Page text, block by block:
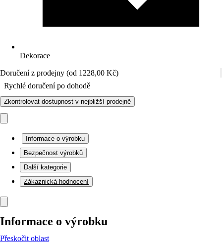
Dekorace
Doručení z prodejny (od 1228,00 Kč)
Rychlé doručení po dohodě
Zkontrolovat dostupnost v nejbližší prodejně
Informace o výrobku
Bezpečnost výrobků
Další kategorie
Zákaznická hodnocení
Informace o výrobku
Přeskočit oblast